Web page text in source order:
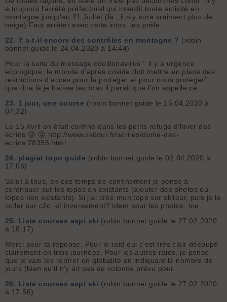
a toujours l'arrété préfectoral qui interdit toute activité en
montagne jusqu'au 21 Juillet (là , il n'y aura vraiment plus de
neige) Faut arrêter avec cette intox, les préfe...
22. Y a-t-il encore des contrôles en montagne ? (robin
bonnet guide le 24.04.2020 à 14:44)
Pour la suite du message couillonavirus '' il y a urgence
ecologique; le monde d'apres covide doit mettre en place des
restrictions d'acces pour la proteger et pour nous proteger''
que dire là je baisse les bras il parait que l'on appelle ce...
23. 1 jour, une course (robin bonnet guide le 15.04.2020 à
07:32)
Le 15 Avril on était confiné dans les petits refuge d'hiver des
écrins 😜 😜 http://www.skitour.fr/sorties/dome-des-
ecrins,78395.html
24. plagiat topo guide (robin bonnet guide le 02.04.2020 à
17:06)
Salut à tous, en ces temps de confinement je pense à
contribuer sur les topos on existants (ajouter des photos ou
topos non existants). Si j'ai créé mon topo sur skitour, puis je le
coller sur c2c, et inversement? idem pour les photos. me...
25. Liste courses aspi ski (robin bonnet guide le 27.02.2020
à 18:17)
Merci pour ta réponse. Pour le raid oui c'est très clair découpé
clairement en trois journées. Pour les autres raids, je pense
que je vais les rentrer en globalité en indiquant le nombre de
jours (bien qu'il n'y ait pas de colonne prévu pour...
26. Liste courses aspi ski (robin bonnet guide le 27.02.2020
à 17:56)